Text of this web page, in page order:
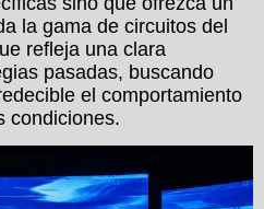
la gama de circuitos del
refleja una clara
pasadas, buscando
el comportamiento
condiciones.